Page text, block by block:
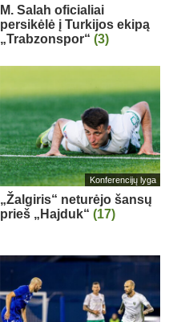
M. Salah oficialiai
persikėlė į Turkijos ekipą
„Trabzonspor“ (3)
Konferencijų lyga
„Žalgiris“ neturėjo šansų
prieš „Hajduk“ (17)